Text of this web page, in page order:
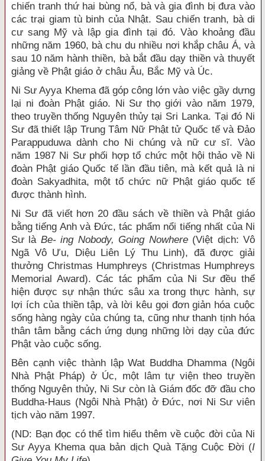
chiến tranh thứ hai bùng nổ, bà và gia đình bị đưa vào
các trại giam tù binh của Nhật. Sau chiến tranh, bà di
cư sang Mỹ và lập gia đình tại đó. Vào khoảng đầu
những năm 1960, bà chu du nhiều nơi khắp châu Á, và
sau 10 năm hành thiền, bà bắt đầu dạy thiền và thuyết
giảng về Phật giáo ở châu Âu, Bắc Mỹ và Úc.
Ni Sư Ayya Khema đã góp công lớn vào việc gầy dựng
lại ni đoàn Phật giáo. Ni Sư thọ giới vào năm 1979,
theo truyền thống Nguyên thủy tại Sri Lanka. Tại đó Ni
Sư đã thiết lập Trung Tâm Nữ Phật tử Quốc tế và Đảo
Parappuduwa dành cho Ni chúng và nữ cư sĩ. Vào
năm 1987 Ni Sư phối hợp tổ chức một hội thảo về Ni
đoàn Phật giáo Quốc tế lần đầu tiên, mà kết quả là ni
đoàn Sakyadhita, một tổ chức nữ Phật giáo quốc tế
được thành hình.
Ni Sư đã viết hơn 20 đầu sách về thiền và Phật giáo
bằng tiếng Anh và Đức, tác phẩm nổi tiếng nhất của Ni
Sư là Be- ing Nobody, Going Nowhere (Việt dịch: Vô
Ngã Vô Ưu, Diệu Liên Lý Thu Linh), đã được giải
thưởng Christmas Humphreys (Christmas Humphreys
Memorial Award). Các tác phẩm của Ni Sư đều thể
hiện được sự nhận thức sâu xa trong thực hành, sự
lợi ích của thiền tập, và lời kêu gọi đơn giản hóa cuộc
sống hàng ngày của chúng ta, cũng như thanh tịnh hóa
thân tâm bằng cách ứng dụng những lời dạy của đức
Phật vào cuộc sống.
Bên cạnh việc thành lập Wat Buddha Dhamma (Ngôi
Nhà Phật Pháp) ở Úc, một lâm tự viện theo truyền
thống Nguyên thủy, Ni Sư còn là Giám đốc đỡ đầu cho
Buddha-Haus (Ngôi Nhà Phật) ở Đức, nơi Ni Sư viên
tịch vào năm 1997.
(ND: Bạn đọc có thể tìm hiểu thêm về cuộc đời của Ni
Sư Ayya Khema qua bản dịch Quà Tặng Cuộc Đời (I